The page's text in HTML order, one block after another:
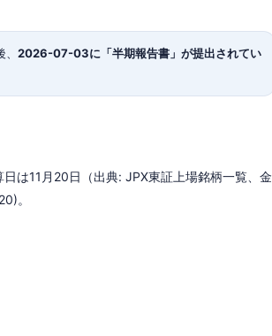
2026-07-03に「半期報告書」が提出されてい
は11月20日（出典: JPX東証上場銘柄一覧、金
。